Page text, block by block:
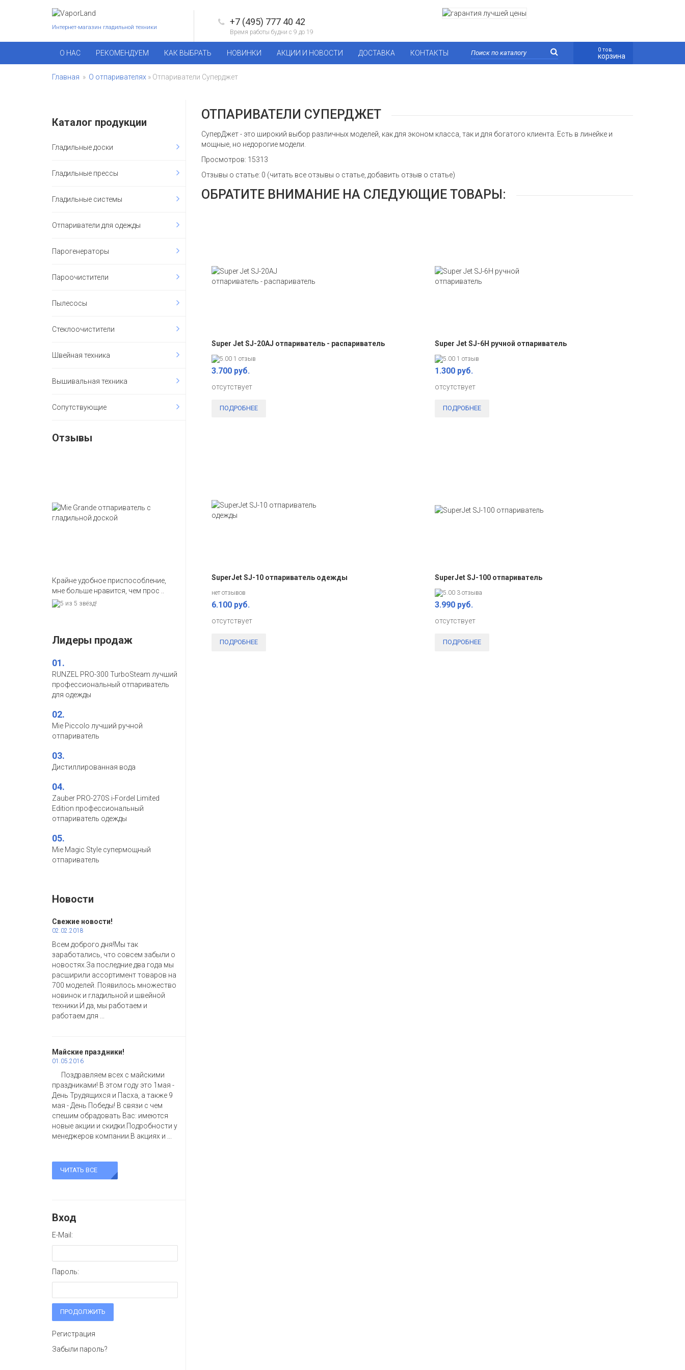
Интернет-магазин гладильной техники
+7 (495) 777 40 42
Время работы будни с 9 до 19
0 тов.
корзина
О НАС РЕКОМЕНДУЕМ КАК ВЫБРАТЬ НОВИНКИ АКЦИИ И НОВОСТИ ДОСТАВКА КОНТАКТЫ
Главная » О отпаривателях » Отпариватели Суперджет
ОТПАРИВАТЕЛИ СУПЕРДЖЕТ
СуперДжет - это широкий выбор различных моделей, как для эконом класса, так и для богатого клиента. Есть в линейке и
мощные, но недорогие модели.
Просмотров: 15313
Отзывы о статье: 0 (читать все отзывы о статье, добавить отзыв о статье)
ОБРАТИТЕ ВНИМАНИЕ НА СЛЕДУЮЩИЕ ТОВАРЫ:
Super Jet SJ-20AJ отпариватель - распариватель
1 отзыв
3.700 руб.
отсутствует
ПОДРОБНЕЕ
Super Jet SJ-6H ручной отпариватель
1 отзыв
1.300 руб.
отсутствует
ПОДРОБНЕЕ
SuperJet SJ-10 отпариватель одежды
нет отзывов
6.100 руб.
отсутствует
ПОДРОБНЕЕ
SuperJet SJ-100 отпариватель
3 отзыва
3.990 руб.
отсутствует
ПОДРОБНЕЕ
Каталог продукции
Гладильные доски
Гладильные прессы
Гладильные системы
Отпариватели для одежды
Парогенераторы
Пароочистители
Пылесосы
Стеклоочистители
Швейная техника
Вышивальная техника
Сопутствующие
Отзывы
Крайне удобное приспособление,
мне больше нравится, чем прос ..
Лидеры продаж
01.
RUNZEL PRO-300 TurboSteam лучший
профессиональный отпариватель
для одежды
02.
Mie Piccolo лучший ручной
отпариватель
03.
Дистиллированная вода
04.
Zauber PRO-270S i-Fordel Limited
Edition профессиональный
отпариватель одежды
05.
Mie Magic Style супермощный
отпариватель
Новости
Свежие новости!
02.02.2018
Всем доброго дня!Мы так
заработались, что совсем забыли о
новостях.За последние два года мы
расширили ассортимент товаров на
700 моделей. Появилось множество
новинок и гладильной и швейной
техники.И да, мы работаем и
работаем для ...
Майские праздники!
01.05.2016
Поздравляем всех с майскими
праздниками! В этом году это 1мая -
День Трудящихся и Пасха, а также 9
мая - День Победы! В связи с чем
спешим обрадовать Вас: имеются
новые акции и скидки.Подробности у
менеджеров компании.В акциях и ...
ЧИТАТЬ ВСЕ
Вход
E-Mail:
Пароль:
ПРОДОЛЖИТЬ
Регистрация
Забыли пароль?